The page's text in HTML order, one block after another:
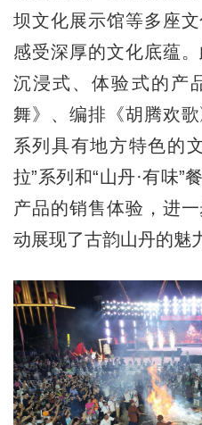
坝文化展示馆等多座
感受深厚的文化底蕴
沉浸式、体验式的产
舞》、编排《胡腾欢
系列具有地方特色的
拉”系列和“山丹·有味”
产品的销售体验，进
动展现了古韵山丹的魅